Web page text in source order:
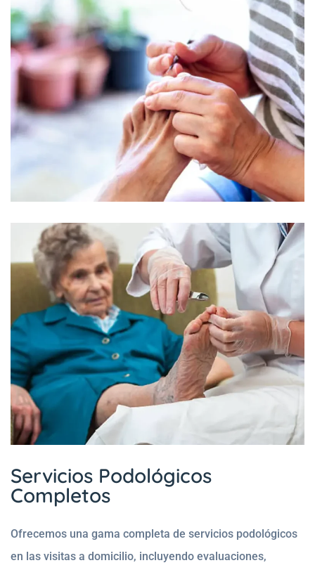
Servicios Podológicos
Completos
Ofrecemos una gama completa de servicios podológicos
en las visitas a domicilio, incluyendo evaluaciones,